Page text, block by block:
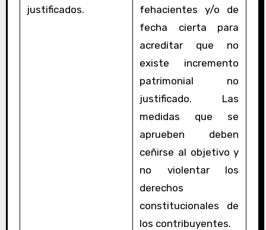
justificados.
fehacientes y/o de
fecha cierta para
acreditar que no
existe incremento
patrimonial no
justificado. Las
medidas que se
aprueben deben
ceñirse al objetivo y
no violentar los
derechos
constitucionales de
los contribuyentes.